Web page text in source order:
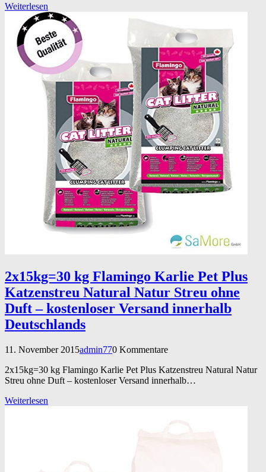
Weiterlesen
2x15kg=30 kg Flamingo Karlie Pet Plus
Katzenstreu Natural Natur Streu ohne
Duft – kostenloser Versand innerhalb
Deutschlands
11. November 2015admin770 Kommentare
2x15kg=30 kg Flamingo Karlie Pet Plus Katzenstreu Natural Natur
Streu ohne Duft – kostenloser Versand innerhalb…
Weiterlesen